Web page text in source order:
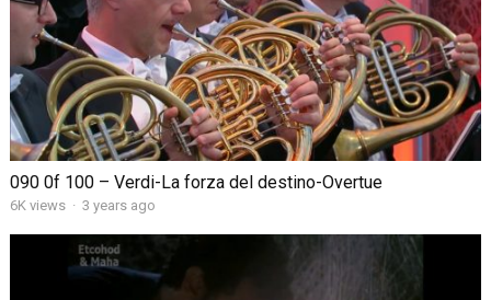
090 0f 100 – Verdi-La forza del destino-Overtue
6K views · 3 years ago